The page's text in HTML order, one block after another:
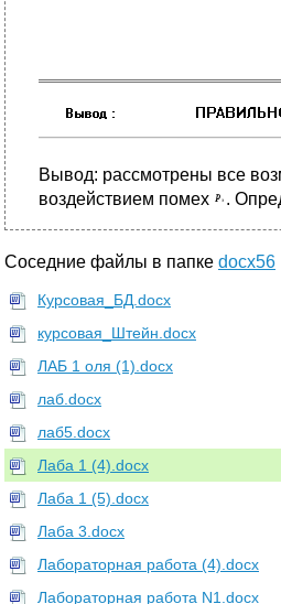
Вывод: рассмотрены все
воздействием помех
.
Соседние файлы в папке docx56
Курсовая_БД.docx
курсовая_Штейн.docx
ЛАБ 1 оля (1).docx
лаб.docx
лаб5.docx
Лаба 1 (4).docx
Лаба 1 (5).docx
Лаба 3.docx
Лабораторная работа (4).docx
Лабораторная работа N1.docx